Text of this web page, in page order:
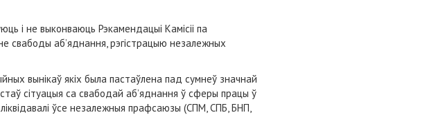
і не выконваюць Рэкамендацыі Камісіі па
свабоды аб’яднання, рэгістрацыю незалежных
вынікаў якіх была пастаўлена пад сумнеў значнай
сітуацыя са свабодай аб’яднання ў сферы працы ў
ўсе незалежныя прафсаюзы (СПМ, СПБ, БНП,